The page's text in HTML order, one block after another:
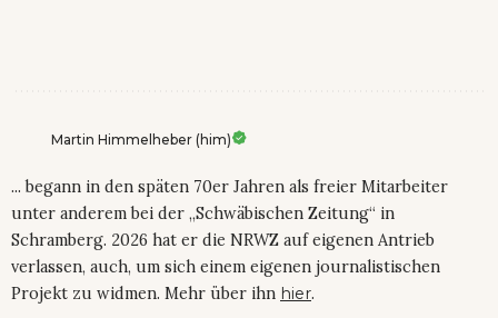
Martin Himmelheber (him)
... begann in den späten 70er Jahren als freier Mitarbeiter
unter anderem bei der „Schwäbischen Zeitung“ in
Schramberg. 2026 hat er die NRWZ auf eigenen Antrieb
verlassen, auch, um sich einem eigenen journalistischen
Projekt zu widmen. Mehr über ihn hier.